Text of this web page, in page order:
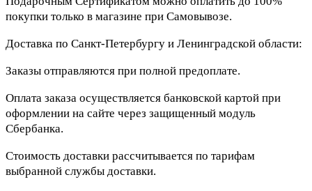
покупки только в магазине при Самовывозе.
Доставка по Санкт-Петербургу и Ленинградской области:
Заказы отправляются при полной предоплате.
Оплата заказа осуществляется банковской картой при
оформлении на сайте через защищенный модуль
Сбербанка.
Стоимость доставки рассчитывается по тарифам
выбранной службы доставки.